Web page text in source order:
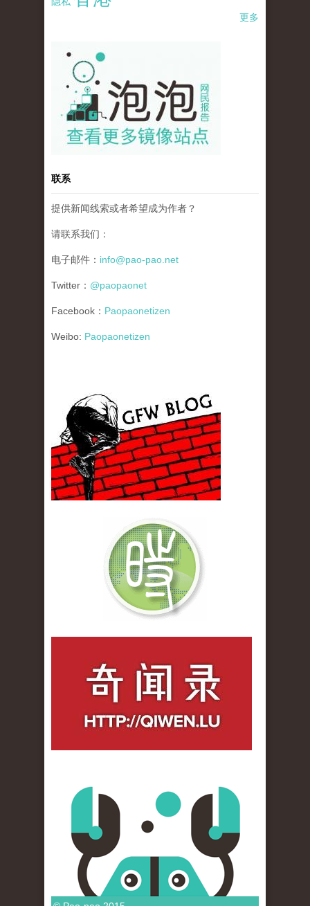
更多
pao-pao-banner-mirror-site-120814.jpg
联系
提供新闻线索或者希望成为作者？
请联系我们：
电子邮件： info@pao-pao.net
Twitter： @paopaonet
Facebook： Paopaonetizen
Weibo: Paopaonetizen
gfw_blog_small.jpg